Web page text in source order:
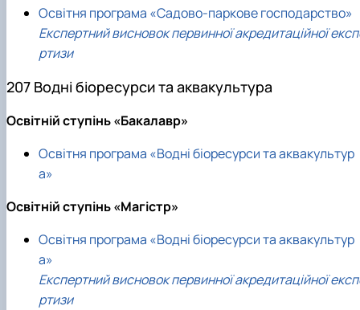
Освітня програма «Садово-паркове господарство»
Експертний висновок первинної акредитаційної
ртизи
207 Водні біоресурси та аквакультура
Освітній ступінь «Бакалавр»
Освітня програма «Водні біоресурси та аквакультур
а»
Освітній ступінь «Магістр»
Освітня програма «Водні біоресурси та аквакультур
а»
Експертний висновок первинної акредитаційної
ртизи